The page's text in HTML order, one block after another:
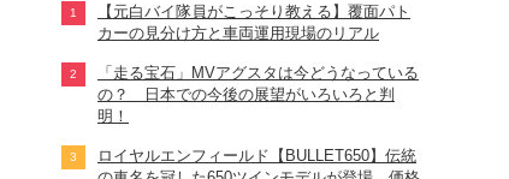
【元白バイ隊員がこっそり教える】覆面パト
カーの見分け方と車両運用現場のリアル
「走る宝石」MVアグスタは今どうなっている
の？ 日本での今後の展望がいろいろと判
明！
ロイヤルエンフィールド【BULLET650】伝統